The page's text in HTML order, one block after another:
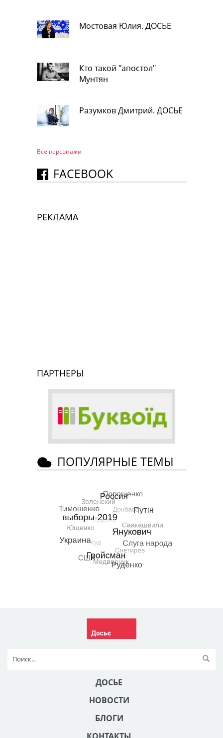
Мостовая Юлия. ДОСЬЕ
Кто такой "апостол"
Мунтян
Разумков Дмитрий. ДОСЬЕ
Все персонажи
FACEBOOK
РЕКЛАМА
ПАРТНЕРЫ
ПОПУЛЯРНЫЕ ТЕМЫ
ДОСЬЕ
НОВОСТИ
БЛОГИ